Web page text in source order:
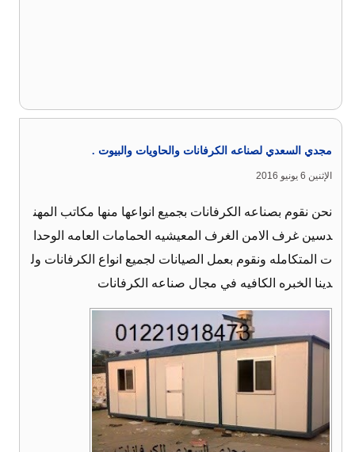
مجدي السعدي لصناعه الكرفانات والحاويات والبيوت .
الإثنين 6 يونيو 2016
نحن نقوم بصناعه الكرفانات بجميع انواعها منها مكاتب المهن
دسين غرف الامن الغرف المعيشيه الحمامات العامه الوحدا
ت المتكامله ونقوم بعمل الصيانات لجميع انواع الكرفانات ول
دينا الخبره الكافيه في مجال صناعه الكرفانات